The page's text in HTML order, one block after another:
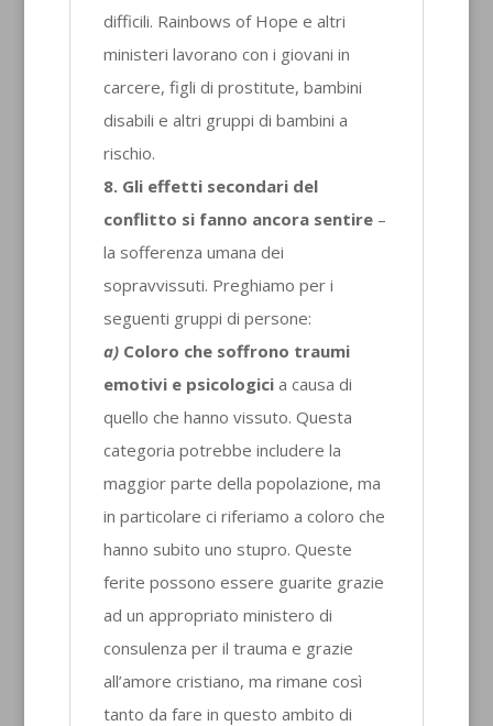
difficili. Rainbows of Hope e altri
ministeri lavorano con i giovani in
carcere, figli di prostitute, bambini
disabili e altri gruppi di bambini a
rischio.
8. Gli effetti secondari del
conflitto si fanno ancora sentire –
la sofferenza umana dei
sopravvissuti. Preghiamo per i
seguenti gruppi di persone:
a) Coloro che soffrono traumi
emotivi e psicologici a causa di
quello che hanno vissuto. Questa
categoria potrebbe includere la
maggior parte della popolazione, ma
in particolare ci riferiamo a coloro che
hanno subito uno stupro. Queste
ferite possono essere guarite grazie
ad un appropriato ministero di
consulenza per il trauma e grazie
all’amore cristiano, ma rimane così
tanto da fare in questo ambito di